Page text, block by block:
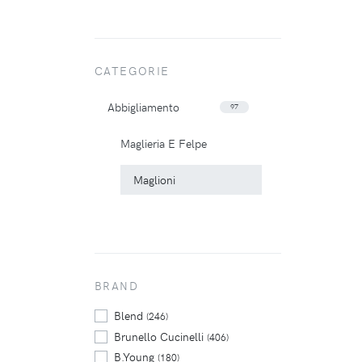
CATEGORIE
Abbigliamento 97
Maglieria E Felpe
Maglioni
BRAND
Blend (246)
Brunello Cucinelli (406)
B.Young (180)